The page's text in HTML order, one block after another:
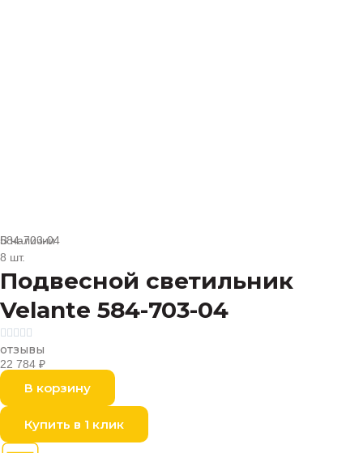
В наличии
8 шт.
Подвесной светильник
Velante 584-703-04
584-703-04
    
отзывы
22 784 ₽
В корзину
Купить в 1 клик